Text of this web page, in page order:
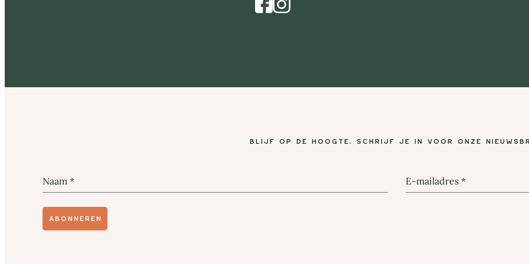
Facebook Instagram
Blijf op de hoogte, schrijf je in voor onze
Naam * E-mailadres *
Abonneren